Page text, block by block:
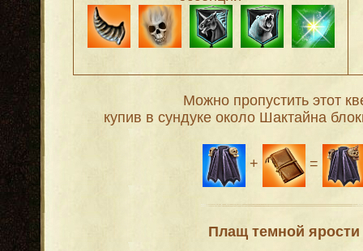
Можно пропустить этот
купив в сундуке около Шактайна
+ =
Плащ темной ярости